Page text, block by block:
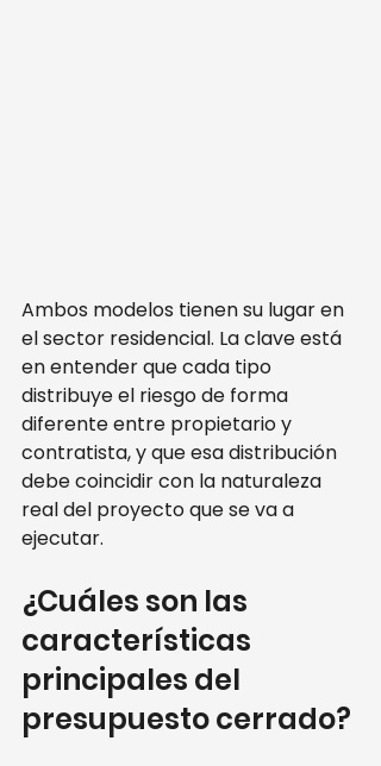
Ambos modelos tienen su lugar en
el sector residencial. La clave está
en entender que cada tipo
distribuye el riesgo de forma
diferente entre propietario y
contratista, y que esa distribución
debe coincidir con la naturaleza
real del proyecto que se va a
ejecutar.
¿Cuáles son las
características
principales del
presupuesto cerrado?